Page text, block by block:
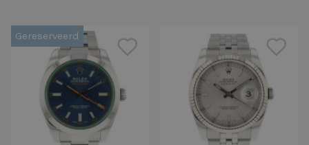
Gereserveerd